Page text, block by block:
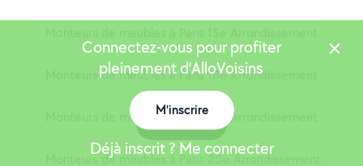
Monteurs de meubles à Paris 18e Arrondissement
Monteurs de meubles à Paris 19e Arrondissement
Monteurs de meubles à Paris 20e Arrondissement
Connectez-vous pour profiter
pleinement d'AlloVoisins
M'inscrire
Déjà inscrit ? Me connecter